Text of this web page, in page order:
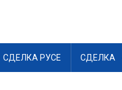
СДЕЛКА РУСЕ СДЕЛКА